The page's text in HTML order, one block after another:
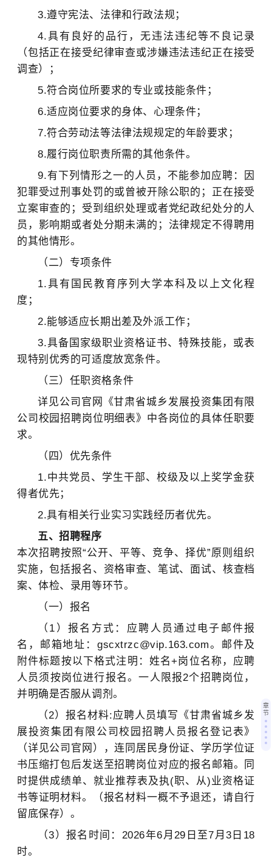
3.遵守宪法、法律和行政法规；
4.具有良好的品行，无违法违纪等不良记录
（包括正在接受纪律审查或涉嫌违法违纪正在接受
调查）；
5.符合岗位所要求的专业或技能条件；
6.适应岗位要求的身体、心理条件；
7.符合劳动法等法律法规规定的年龄要求；
8.履行岗位职责所需的其他条件。
9.有下列情形之一的人员，不能参加应聘：因
犯罪受过刑事处罚的或曾被开除公职的；正在接受
立案审查的；受到组织处理或者党纪政纪处分的人
员，影响期或者处分期未满的；法律规定不得聘用
的其他情形。
（二）专项条件
1.具有国民教育序列大学本科及以上文化程
度；
2.能够适应长期出差及外派工作；
3.具备国家级职业资格证书、特殊技能，或表
现特别优秀的可适度放宽条件。
（三）任职资格条件
详见公司官网《甘肃省城乡发展投资集团有限
公司校园招聘岗位明细表》中各岗位的具体任职要
求。
（四）优先条件
1.中共党员、学生干部、校级及以上奖学金获
得者优先；
2.具有相关行业实习实践经历者优先。
五、招聘程序
本次招聘按照“公开、平等、竞争、择优”原则组织
实施，包括报名、资格审查、笔试、面试、核查档
案、体检、录用等环节。
（一）报名
（1）报名方式：应聘人员通过电子邮件报
名，邮箱地址：gscxtrzc@vip.163.com。邮件及
附件标题按以下格式注明：姓名+岗位名称，应聘
人员须按岗位进行报名。一人限报2个招聘岗位，
并明确是否服从调剂。
（2）报名材料:应聘人员填写《甘肃省城乡发
展投资集团有限公司校园招聘人员报名登记表》
（详见公司官网），连同居民身份证、学历学位证
书压缩打包后发送至招聘岗位对应的报名邮箱。同
时提供成绩单、就业推荐表及执(职、从)业资格证
书等证明材料。（报名材料一概不予退还，请自行
留底保存）。
（3）报名时间：2026年6月29日至7月3日18
时。
章
节